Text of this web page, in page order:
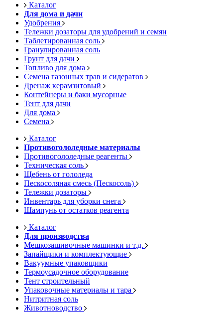
Каталог
Для дома и дачи
Удобрения
Тележки дозаторы для удобрений и семян
Таблетированная соль
Гранулированная соль
Грунт для дачи
Топливо для дома
Семена газонных трав и сидератов
Дренаж керамзитовый
Контейнеры и баки мусорные
Тент для дачи
Для дома
Семена
Каталог
Противогололедные материалы
Противогололедные реагенты
Техническая соль
Щебень от гололеда
Пескосоляная смесь (Пескосоль)
Тележки дозаторы
Инвентарь для уборки снега
Шампунь от остатков реагента
Каталог
Для производства
Мешкозашивочные машинки и т.д.
Запайщики и комплектующие
Вакуумные упаковщики
Термоусадочное оборудование
Тент строительный
Упаковочные материалы и тара
Нитритная соль
Животноводство